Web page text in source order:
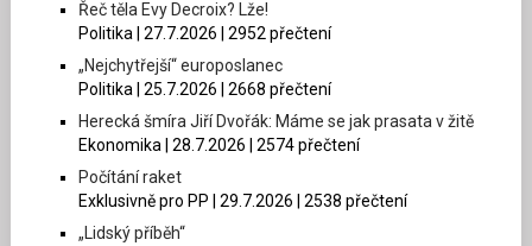
Řeč těla Evy Decroix? Lže!
Politika | 27.7.2026 | 2952 přečtení
„Nejchytřejší“ europoslanec
Politika | 25.7.2026 | 2668 přečtení
Herecká šmíra Jiří Dvořák: Máme se jak prasata v žitě
Ekonomika | 28.7.2026 | 2574 přečtení
Počítání raket
Exklusivně pro PP | 29.7.2026 | 2538 přečtení
„Lidský příběh“